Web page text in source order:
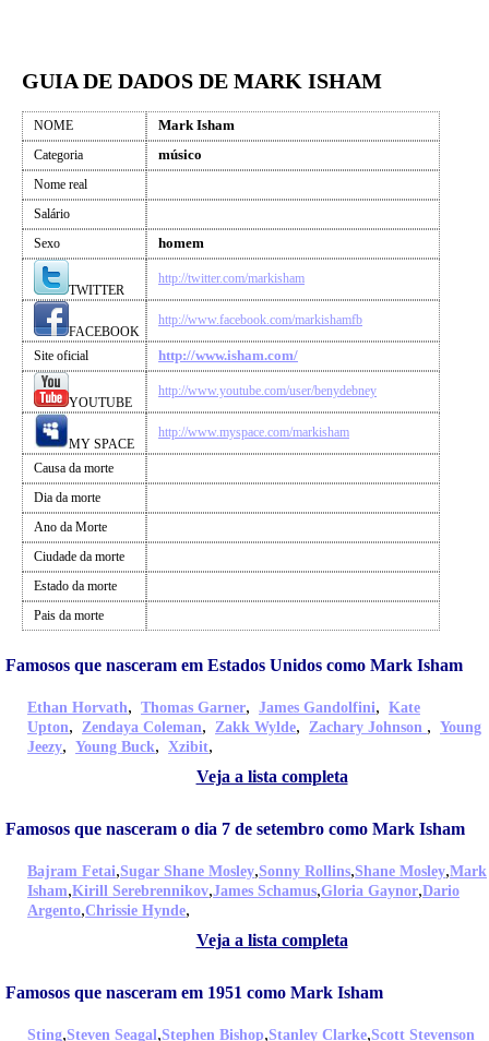
GUIA DE DADOS DE MARK ISHAM
NOME Mark Isham
Categoria músico
Nome real
Salário
Sexo
homem
TWITTER
http://twitter.com/markisham
FACEBOOK
http://www.facebook.com/markishamfb
Site oficial http://www.isham.com/
YOUTUBE
http://www.youtube.com/user/benydebney
MY SPACE
http://www.myspace.com/markisham
Causa da morte
Dia da morte
Ano da Morte
Ciudade da morte
Estado da morte
Pais da morte
Famosos que nasceram em Estados Unidos como Mark Isham
Ethan Horvath, Thomas Garner, James Gandolfini, Kate
Upton, Zendaya Coleman, Zakk Wylde, Zachary Johnson , Young
Jeezy, Young Buck, Xzibit,
Veja a lista completa
Famosos que nasceram o dia 7 de setembro como Mark Isham
Bajram Fetai,Sugar Shane Mosley,Sonny Rollins,Shane Mosley,Mark
Isham,Kirill Serebrennikov,James Schamus,Gloria Gaynor,Dario
Argento,Chrissie Hynde,
Veja a lista completa
Famosos que nasceram em 1951 como Mark Isham
Sting,Steven Seagal,Stephen Bishop,Stanley Clarke,Scott Stevenson